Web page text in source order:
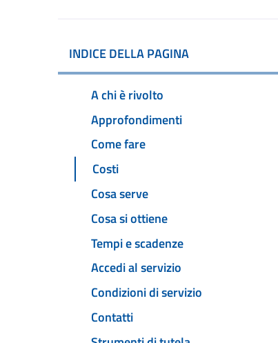
INDICE DELLA PAGINA
A chi è rivolto
Approfondimenti
Come fare
Costi
Cosa serve
Cosa si ottiene
Tempi e scadenze
Accedi al servizio
Condizioni di servizio
Contatti